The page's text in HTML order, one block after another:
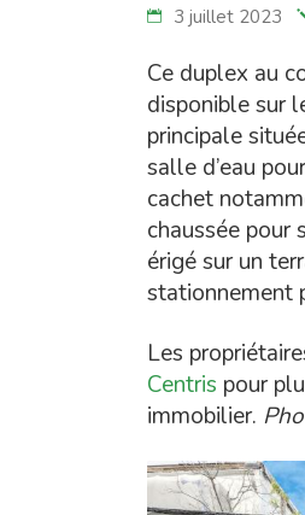
3 juillet 2023
Ce duplex au
disponible sur
principale
salle d’eau
cachet
chaussée
érigé sur un
stationnement
Les
Centris pour
immobilier.